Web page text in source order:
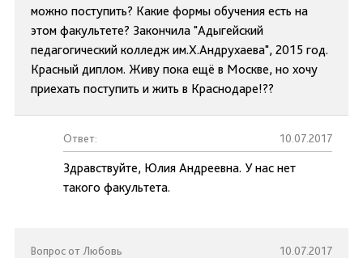
можно поступить? Какие формы обучения есть на
этом факультете? Закончила "Адыгейский
педагогический колледж им.Х.Андрухаева", 2015 год.
Красный диплом. Живу пока ещё в Москве, но хочу
приехать поступить и жить в Краснодаре!??
Ответ: 10.07.2017
Здравствуйте, Юлия Андреевна. У нас нет
такого факультета.
Вопрос от Любовь 10.07.2017